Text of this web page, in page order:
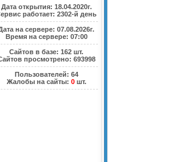
Дата открытия: 18.04.2020г.
работает: 2302-й день
на сервере: 07.08.2026г.
Время на сервере: 07:00
Сайтов в базе: 162 шт.
просмотрено: 693998
Пользователей: 64
Жалобы на сайты: 0шт.